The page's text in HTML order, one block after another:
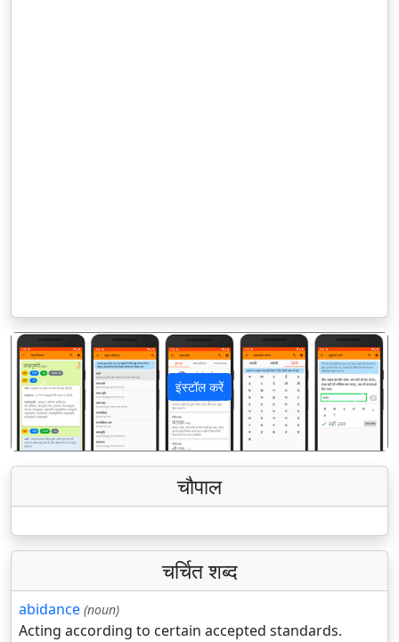
इंस्टॉल करें
पिछला अगला
चौपाल
चर्चित शब्द
abidance (noun)
Acting according to certain accepted standards.